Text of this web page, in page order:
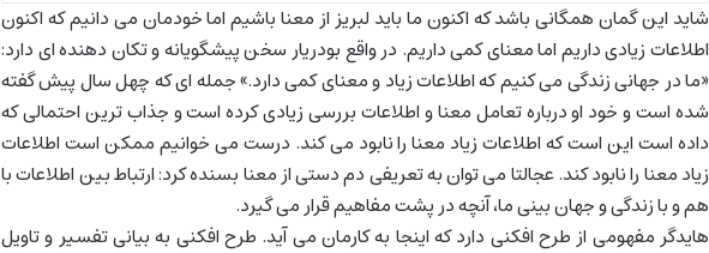
شاید این گمان همگانی باشد که اکنون ما باید لبریز از معنا باشیم اما خودمان می دانیم که اکنون
اطلاعات زیادی داریم اما معنای کمی داریم. در واقع بودریار سخن پیشگویانه و تکان دهنده ای دارد:
«ما در جهانی زندگی می کنیم که اطلاعات زیاد و معنای کمی دارد.» جمله ای که چهل سال پیش گفته
شده است و خود او درباره تعامل معنا و اطلاعات بررسی زیادی کرده است و جذاب ترین احتمالی که
داده است این است که اطلاعات زیاد معنا را نابود می کند. درست می خوانیم ممکن است اطلاعات
زیاد معنا را نابود کند. عجالتا می توان به تعریفی دم دستی از معنا بسنده کرد: ارتباط بین اطلاعات با
هم و با زندگی و جهان بینی ما، آنچه در پشت مفاهیم قرار می گیرد.
هایدگر مفهومی از طرح افکنی دارد که اینجا به کارمان می آید. طرح افکنی به بیانی تفسیر و تاویل